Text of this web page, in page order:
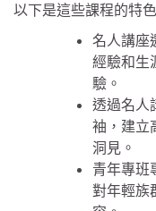
以下是這些課程的特色
名人講座
經驗和生
驗。
透過名人
袖，建立
洞見。
青年專班
對年輕族